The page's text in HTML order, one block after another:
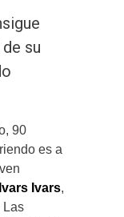
su
90
es a
Ivars,
Las